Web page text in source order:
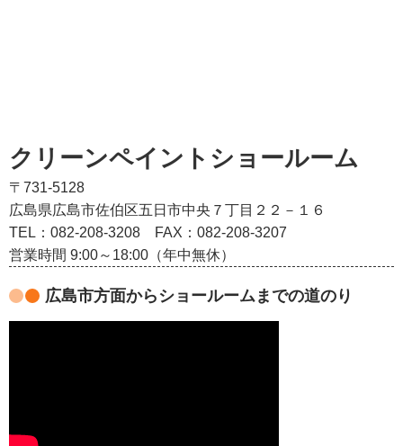
クリーンペイントショールーム
〒731-5128
広島県広島市佐伯区五日市中央７丁目２２－１６
TEL：082‐208‐3208
FAX：082-208-3207
営業時間 9:00～18:00（年中無休）
広島市方面からショールームまでの道のり